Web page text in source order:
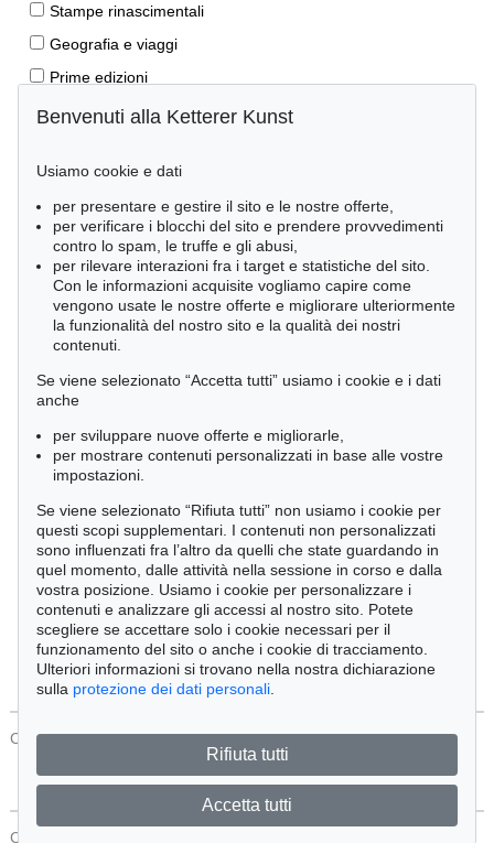
Stampe rinascimentali
Geografia e viaggi
Prime edizioni
Manoscritti antichi
Libri per bambini
Lifestyle
Pietre miliari delle scienze naturali
Letteratura classica
Economia e diritto
Meraviglie della natura
Cimelia
Ordine:
Tutti gli oggetti
Solo offerte attuali
Solo oggetti venduti
Cerca
CONTATTI Protezione Dei Dati
CONTATTI
Benvenuti alla Ketterer Kunst
Usiamo cookie e dati
per presentare e gestire il sito e le nostre offerte,
per verificare i blocchi del sito e prendere provvedimenti
contro lo spam, le truffe e gli abusi,
per rilevare interazioni fra i target e statistiche del sito.
Con le informazioni acquisite vogliamo capire come
vengono usate le nostre offerte e migliorare ulteriormente
la funzionalità del nostro sito e la qualità dei nostri
contenuti.
Se viene selezionato “Accetta tutti” usiamo i cookie e i dati
anche
per sviluppare nuove offerte e migliorarle,
per mostrare contenuti personalizzati in base alle vostre
impostazioni.
Se viene selezionato “Rifiuta tutti” non usiamo i cookie per
questi scopi supplementari. I contenuti non personalizzati
sono influenzati fra l’altro da quelli che state guardando in
quel momento, dalle attività nella sessione in corso e dalla
vostra posizione. Usiamo i cookie per personalizzare i
contenuti e analizzare gli accessi al nostro sito. Potete
scegliere se accettare solo i cookie necessari per il
funzionamento del sito o anche i cookie di tracciamento.
Ulteriori informazioni si trovano nella nostra dichiarazione
sulla protezione dei dati personali
Rifiuta tutti
Accetta tutti